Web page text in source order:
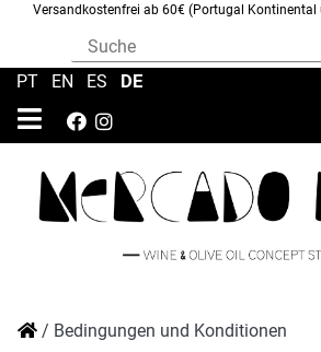
Versandkostenfrei ab 60€ (Portugal Kontinental
PT EN ES DE
/ Bedingungen und Konditionen